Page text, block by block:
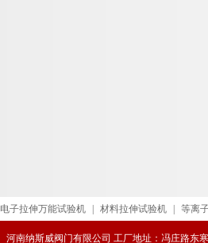
电子拉伸万能试验机 材料拉伸试验机 等离
河南纳斯威阀门有限公司 工厂地址：冯庄路东